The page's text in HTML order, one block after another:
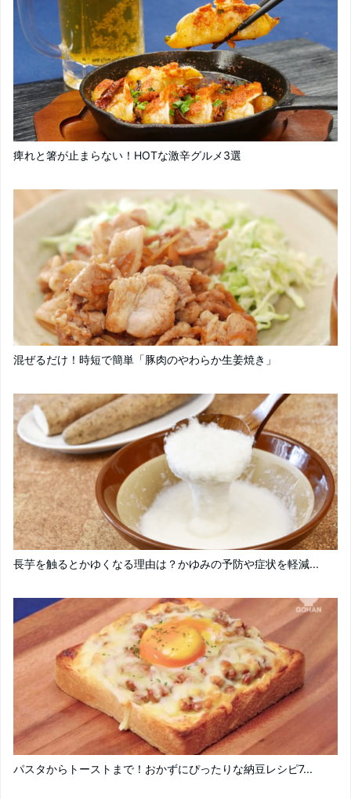
痺れと箸が止まらない！HOTな激辛グルメ3選
混ぜるだけ！時短で簡単「豚肉のやわらか生姜焼き」
長芋を触るとかゆくなる理由は？かゆみの予防や症状を軽減...
パスタからトーストまで！おかずにぴったりな納豆レシピ7...